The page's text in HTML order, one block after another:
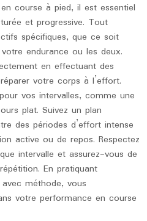
course à pied, il est essentiel
et progressive. Tout
spécifiques, que ce soit
endurance ou les deux.
en effectuant des
votre corps à l’effort.
vos intervalles, comme une
plat. Suivez un plan
des périodes d’effort intense
active ou de repos. Respectez
intervalle et assurez-vous de
En pratiquant
méthode, vous
votre performance en course